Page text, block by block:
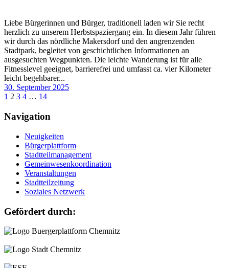
Liebe Bürgerinnen und Bürger, traditionell laden wir Sie recht
herzlich zu unserem Herbstspaziergang ein. In diesem Jahr führen
wir durch das nördliche Makersdorf und den angrenzenden
Stadtpark, begleitet von geschichtlichen Informationen an
ausgesuchten Wegpunkten. Die leichte Wanderung ist für alle
Fitnesslevel geeignet, barrierefrei und umfasst ca. vier Kilometer
leicht begehbarer...
30. September 2025
1 2 3 4 … 14
Navigation
Neuigkeiten
Bürgerplattform
Stadtteilmanagement
Gemeinwesenkoordination
Veranstaltungen
Stadtteilzeitung
Soziales Netzwerk
Gefördert durch: